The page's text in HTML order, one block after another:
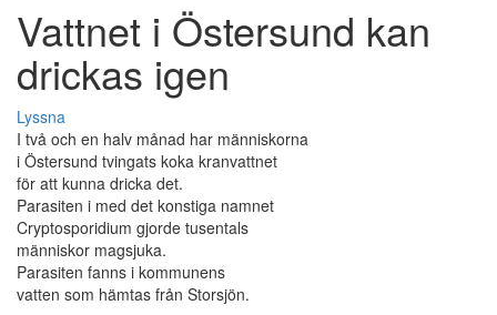
Vattnet i Östersund kan
drickas igen
Lyssna
I två och en halv månad har människorna
i Östersund tvingats koka kranvattnet
för att kunna dricka det.
Parasiten i med det konstiga namnet
Cryptosporidium gjorde tusentals
människor magsjuka.
Parasiten fanns i kommunens
vatten som hämtas från Storsjön.